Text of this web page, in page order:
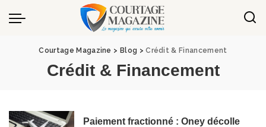
Panneau de gestion des cookies
Courtage Magazine > Blog >Crédit & Financement
Crédit & Financement
Paiement fractionné : Oney décolle